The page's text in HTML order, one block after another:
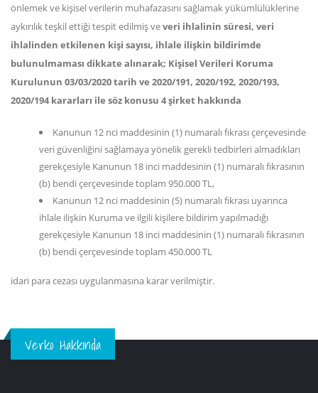
önlemek ve kişisel verilerin muhafazasını sağlamak yükümlülüklerine
aykırılık teşkil ettiği tespit edilmiş veveri ihlalinin süresi, veri
ihlalinden etkilenen kişi sayısı, ihlale ilişkin bildirimde
bulunulmaması dikkate alınarak; Kişisel Verileri Koruma
Kurulunun 03/03/2020 tarih ve 2020/191, 2020/192, 2020/193,
2020/194 kararları ile söz konusu 4 şirket hakkında
Kanunun 12 nci maddesinin (1) numaralı fıkrası çerçevesinde
veri güvenliğini sağlamaya yönelik gerekli tedbirleri almadıkları
gerekçesiyle Kanunun 18 inci maddesinin (1) numaralı fıkrasının
(b) bendi çerçevesinde toplam 950.000 TL,
Kanunun 12 nci maddesinin (5) numaralı fıkrası uyarınca
ihlale ilişkin Kuruma ve ilgili kişilere bildirim yapılmadığı
gerekçesiyle Kanunun 18 inci maddesinin (1) numaralı fıkrasının
(b) bendi çerçevesinde toplam 450.000 TL
idari para cezası uygulanmasına karar verilmiştir.
Verko Hakkında